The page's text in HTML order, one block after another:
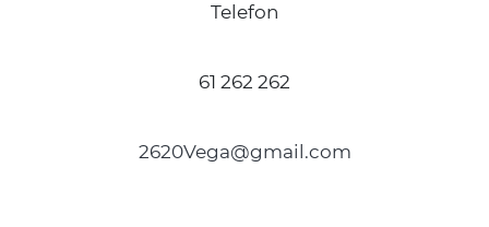
Telefon
61 262 262
2620Vega@gmail.com